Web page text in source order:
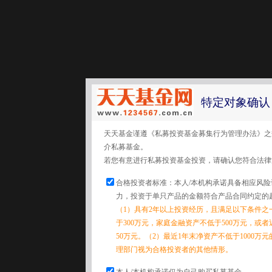
特定对象确认
天天基金谨遵《私募投资基金募集行为管理办法》
介私募基金。
若您有意进行私募投资基金投资，请确认您符合法
合格投资者标准：本人/本机构承诺具备相应风
力，投资于单只产品的金额符合产品合同约定的
（1）具有2年以上投资经历，且满足以下条件
于300万元，家庭金融资产不低于500万元，或
50万元。（2）最近1年末净资产不低于1000万
理部门视为合格投资者的其他情形。